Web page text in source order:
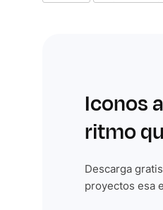
Iconos
ritmo
Descarga
proyectos esa